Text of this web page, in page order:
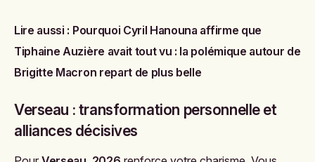
Lire aussi : Pourquoi Cyril Hanouna affirme que
Tiphaine Auzière avait tout vu : la polémique autour de
Brigitte Macron repart de plus belle
Verseau : transformation personnelle et
alliances décisives